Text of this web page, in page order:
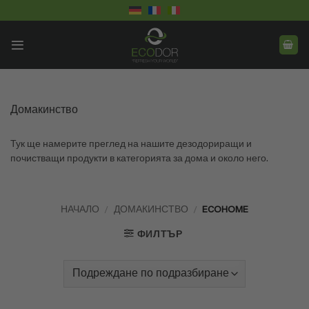
to
Домакинство
Тук ще намерите преглед на нашите дезодориращи и
почистващи продукти в категорията за дома и около него.
НАЧАЛО / ДОМАКИНСТВО / ECOHOME
ФИЛТЪР